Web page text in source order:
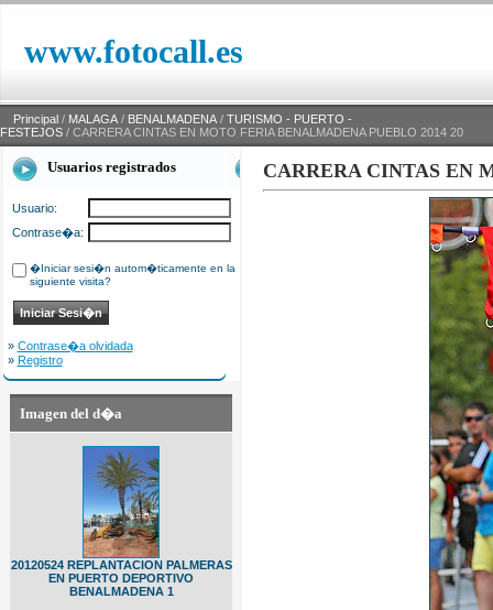
www.fotocall.es
Principal / MALAGA / BENALMADENA / TURISMO - PUERTO -
FESTEJOS / CARRERA CINTAS EN MOTO FERIA BENALMADENA PUEBLO 2014 20
Usuarios registrados
Usuario:
Contrase�a:
�Iniciar sesi�n autom�ticamente en la
siguiente visita?
» Contrase�a olvidada
» Registro
Imagen del d�a
20120524 REPLANTACION PALMERAS
EN PUERTO DEPORTIVO
BENALMADENA 1
CARRERA CINTAS EN